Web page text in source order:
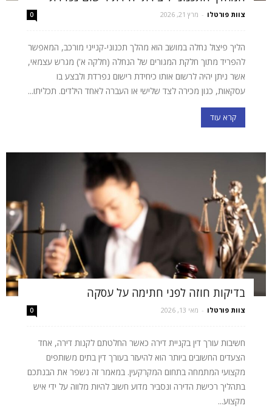
צוות פורטלו - מרץ 21, 2026 0
הליך פיצול נחלה במושב הוא מהלך תכנוני-קנייני מורכב, המאפשר
להפריד מתוך חלקת המגורים של הנחלה (חלקה א') מגרש עצמאי,
אשר ניתן יהיה לרשום אותו כיחידת רישום נפרדת ולבצע בו
עסקאות, כגון מכירה לצד שלישי או העברה לאחד הילדים. תכליתו...
קרא עוד
בדיקות חוזה לפני חתימה על עסקה
צוות פורטלו - מאי 13, 2026 0
חשיבות עורך דין בקניית דירה כאשר החלטתם לקנות דירה, אחד
הצעדים החשובים ביותר הוא להיעזר בעורך דין בתים משותפים
מקצועי המתמחה בתחום המקרקעין. במאמר זה נשפר את הבנתכם
בתהליך רכישת הדירה ונסביר מדוע חשוב להיות מלווה על ידי איש
מקצוע...